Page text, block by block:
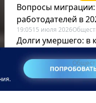
Вопросы
работодателей в
19:0515 июля 2026
Долги умершего: в
когда их можно не
19:43